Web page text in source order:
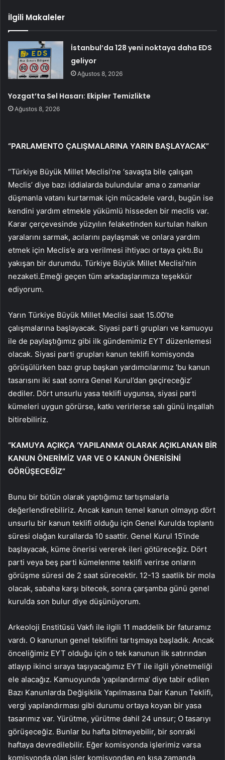
İlgili Makaleler
İstanbul’da 128 yeni noktaya daha EDS
geliyor
Ağustos 8, 2026
Yozgat’ta Sel Hasarı: Ekipler Temizlikte
Ağustos 8, 2026
“PARLAMENTO ÇALIŞMALARINA YARIN BAŞLAYACAK”
“Türkiye Büyük Millet Meclisi’ne ‘savaşta bile çalışan
Meclis’ diye bazı iddialarda bulundular ama o zamanlar
düşmanla vatanı kurtarmak için mücadele vardı, bugün ise
kendini yardım etmekle yükümlü hisseden bir meclis var.
Karar çerçevesinde yüzyılın felaketinden kurtulan halkın
yaralarını sarmak, acılarını paylaşmak ve onlara yardım
etmek için Meclis’e ara verilmesi ihtiyacı ortaya çıktı.Bu
yakışan bir durumdu. Türkiye Büyük Millet Meclisi’nin
nezaketi.Emeği geçen tüm arkadaşlarımıza teşekkür
ediyorum.
Yarın Türkiye Büyük Millet Meclisi saat 15.00’te
çalışmalarına başlayacak. Siyasi parti grupları ve kamuoyu
ile de paylaştığımız gibi ilk gündemimiz EYT düzenlemesi
olacak. Siyasi parti grupları kanun teklifi komisyonda
görüşülürken bazı grup başkan yardımcılarımız ‘bu kanun
tasarısını iki saat sonra Genel Kurul’dan geçireceğiz’
dediler. Dört unsurlu yasa teklifi uygunsa, siyasi parti
kümeleri uygun görürse, katkı verirlerse salı günü inşallah
bitirebiliriz.
“KAMUYA AÇIKÇA ‘YAPILANMA’ OLARAK AÇIKLANAN BİR
KANUN ÖNERİMİZ VAR VE O KANUN ÖNERİSİNİ
GÖRÜŞECEĞİZ”
Bunu bir bütün olarak yaptığımız tartışmalarla
değerlendirebiliriz. Ancak kanun temel kanun olmayıp dört
unsurlu bir kanun teklifi olduğu için Genel Kurulda toplantı
süresi olağan kurallarda 10 saattir. Genel Kurul 15’inde
başlayacak, küme önerisi vererek ileri götüreceğiz. Dört
parti veya beş parti kümelenme teklifi verirse onların
görüşme süresi de 2 saat sürecektir. 12-13 saatlik bir mola
olacak, sabaha karşı bitecek, sonra çarşamba günü genel
kurulda son bulur diye düşünüyorum.
Arkeoloji Enstitüsü Vakfı ile ilgili 11 maddelik bir faturamız
vardı. O kanunun genel teklifini tartışmaya başladık. Ancak
önceliğimiz EYT olduğu için o tek kanunun ilk satırından
atlayıp ikinci sıraya taşıyacağımız EYT ile ilgili yönetmeliği
ele alacağız. Kamuoyunda ‘yapılandırma’ diye tabir edilen
Bazı Kanunlarda Değişiklik Yapılmasına Dair Kanun Teklifi,
vergi yapılandırması gibi durumu ortaya koyan bir yasa
tasarımız var. Yürütme, yürütme dahil 24 unsur; O tasarıyı
görüşeceğiz. Bunlar bu hafta bitmeyebilir, bir sonraki
haftaya devredilebilir. Eğer komisyonda işlerimiz varsa
komisyonda olan işler komisyondan en kısa zamanda